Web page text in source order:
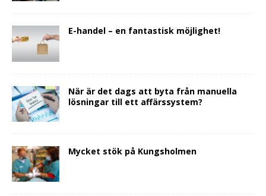
E-handel – en fantastisk möjlighet!
När är det dags att byta från manuella
lösningar till ett affärssystem?
Mycket stök på Kungsholmen